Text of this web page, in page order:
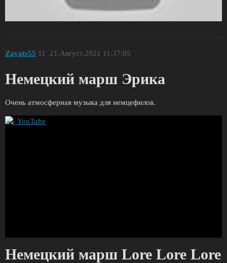
Zayats55 21.Август.2021 11:37:05
11
Немецкий марш Эрика
Очень атмосферная музыка для немцефилов.
Немецкий марш Lore Lore Lore